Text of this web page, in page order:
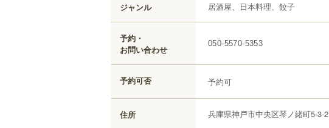
ジャンル 居酒屋、日本料理、餃子
予約・
お問い合わせ
050-5570-5353
予約可否 予約可
住所 兵庫県神戸市中央区琴ノ緒町5-3-2